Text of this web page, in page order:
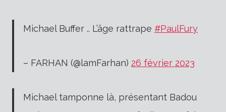
Michael Buffer .. L’âge rattrape #PaulFury
– FARHAN (@lamFarhan) 26 février 2023
Michael tamponne là, présentant Badou